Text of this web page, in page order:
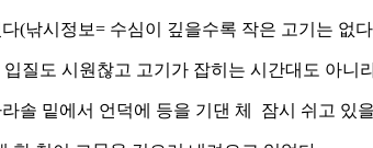
(낚시정보= 수심이 깊을수록 작은 고기는 없
질도 시원찮고 고기가 잡히는 시간대도 아니
솔 밑에서 언덕에 등을 기댄 체 잠시 쉬고 있을